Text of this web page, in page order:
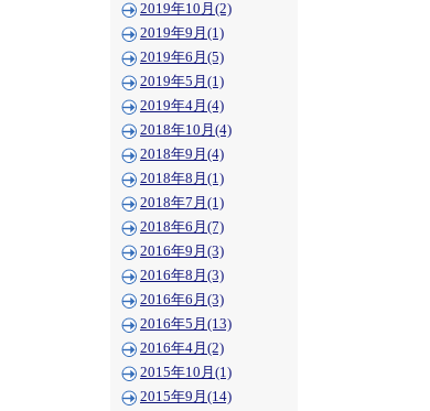
2019年10月(2)
2019年9月(1)
2019年6月(5)
2019年5月(1)
2019年4月(4)
2018年10月(4)
2018年9月(4)
2018年8月(1)
2018年7月(1)
2018年6月(7)
2016年9月(3)
2016年8月(3)
2016年6月(3)
2016年5月(13)
2016年4月(2)
2015年10月(1)
2015年9月(14)